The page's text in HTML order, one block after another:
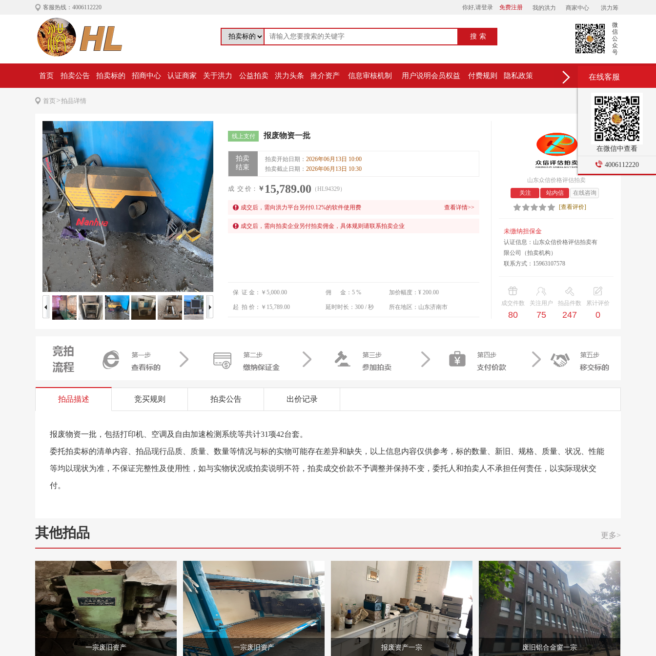
客服热线：4006112220 你好,请登录 免费注册 我的洪力 商家中心 洪力筹
搜索
微
信
公
众
号
首页 拍卖公告 拍卖标的 招商中心 认证商家 关于洪力 公益拍卖 洪力头条 推介资产 信息审核机制 用户说明会员权益 付费规则 隐私政策 在线客服
在微信中查看
4006112220
首页>拍品详情
线上支付 报废物资一批
拍卖
结束
拍卖开始日期： 2026年06月13日 10:00
拍卖截止日期： 2026年06月13日 10:30
成 交 价： ￥ 15,789.00 （HL94329）
成交后，需向洪力平台另付0.12%的软件使用费 查看详情>>
成交后，需向拍卖企业另付拍卖佣金，具体规则请联系拍卖企业
保 证 金： ￥5,000.00
起 拍 价： ￥15,789.00
佣 金： 5 %
延时时长： 300 / 秒
加价幅度： ¥ 200.00
所在地区： 山东济南市
山东众信价格评估拍卖
关注
站内信 在线咨询
[查看评价]
未缴纳担保金
认证信息：山东众信价格评估拍卖有
限公司（拍卖机构）
联系方式：15963107578
成交件数
80
关注用户
75
拍品件数
247
累计评价
0
拍品描述 竞买规则 拍卖公告 出价记录
报废物资一批，包括打印机、空调及自由加速检测系统等共计31项42台套。
委托拍卖标的清单内容、拍品现行品质、质量、数量等情况与标的实物可能存在差异和缺失，以上信息内容仅供参考，标的数量、新旧、规格、质量、状况、性能
等均以现状为准，不保证完整性及使用性，如与实物状况或拍卖说明不符，拍卖成交价款不予调整并保持不变，委托人和拍卖人不承担任何责任，以实际现状交
付。
其他拍品 更多>
一宗废旧资产 一宗废旧资产 报废资产一宗 废旧铝合金窗一宗